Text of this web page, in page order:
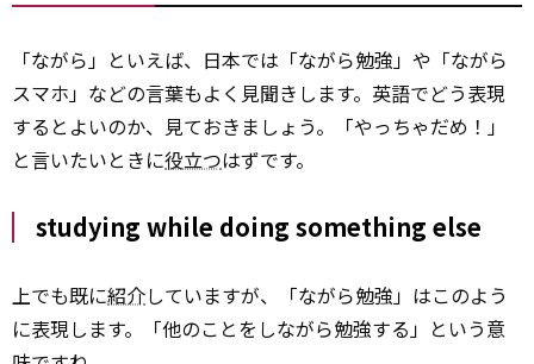
「ながら」といえば、日本では「ながら勉強」や「ながら
スマホ」などの言葉もよく見聞きします。英語でどう表現
するとよいのか、見ておきましょう。「やっちゃだめ！」
と言いたいときに役立つはずです。
studying while doing something else
上でも既に紹介していますが、「ながら勉強」はこのよう
に表現します。「他のことをしながら勉強する」という意